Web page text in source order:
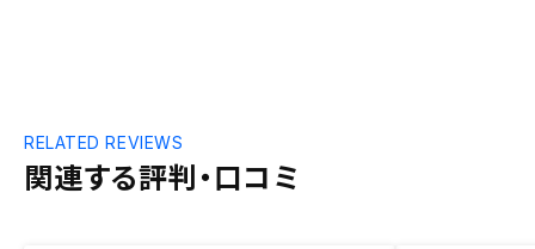
関連する評判・口コミ
RELATED REVIEWS